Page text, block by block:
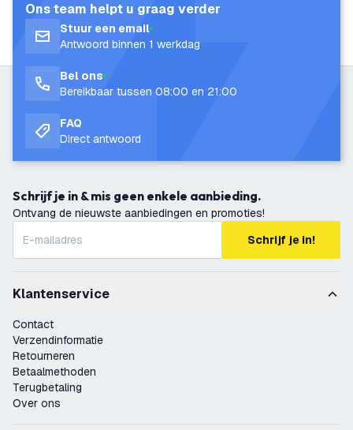
Ons team helpt u graag verder
Stuur een email
Antwoord binnen 1 werkdag
Bel ons
Bereikbaar tussen 08:00 en 21:00
FAQ
Direct antwoord
Schrijf je in & mis geen enkele aanbieding.
Ontvang de nieuwste aanbiedingen en promoties!
Schrijf je in!
Klantenservice
Contact
Verzendinformatie
Retourneren
Betaalmethoden
Terugbetaling
Over ons